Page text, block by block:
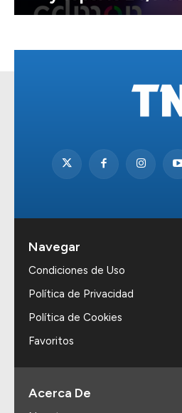
Navegar
Condiciones de Uso
Política de Privacidad
Política de Cookies
Favoritos
Acerca De